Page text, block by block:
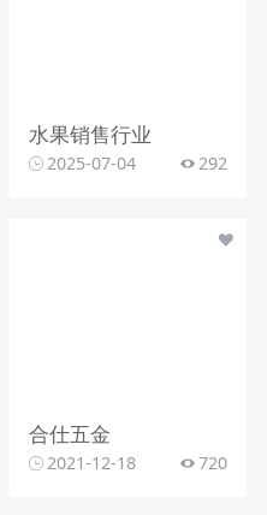
水果销售行业
2025-07-04 292
合仕五金
2021-12-18 720